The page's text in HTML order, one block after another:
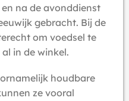
na de avonddienst
gebracht. Bij de
om voedsel te
in de winkel.
houdbare
ze vooral